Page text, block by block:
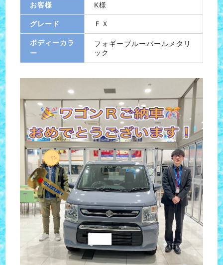
お客様 K様
グレード ＦＸ
ボディーカラ
ー
フォギーブルーパールメタリ
ック